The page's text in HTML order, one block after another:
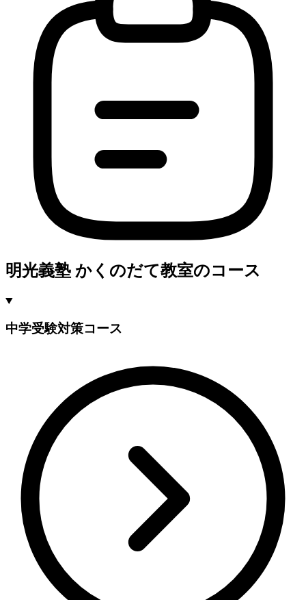
明光義塾 かくのだて教室のコース
中学受験対策コース